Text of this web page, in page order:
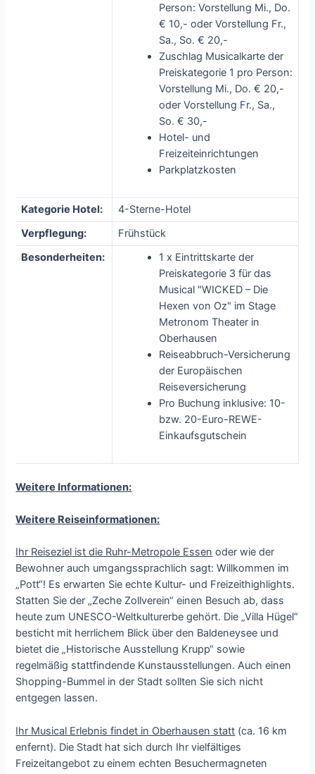
Person: Vorstellung Mi., Do.
€ 10,- oder Vorstellung Fr.,
Sa., So. € 20,-
Zuschlag Musicalkarte der
Preiskategorie 1 pro Person:
Vorstellung Mi., Do. € 20,-
oder Vorstellung Fr., Sa.,
So. € 30,-
Hotel- und
Freizeiteinrichtungen
Parkplatzkosten
Kategorie Hotel:
4-Sterne-Hotel
Verpflegung:
Frühstück
Besonderheiten:
1 x Eintrittskarte der
Preiskategorie 3 für das
Musical "WICKED – Die
Hexen von Oz" im Stage
Metronom Theater in
Oberhausen
Reiseabbruch-Versicherung
der Europäischen
Reiseversicherung
Pro Buchung inklusive: 10-
bzw. 20-Euro-REWE-
Einkaufsgutschein
Weitere Informationen:
Weitere Reiseinformationen:
Ihr Reiseziel ist die Ruhr-Metropole Essen oder wie der
Bewohner auch umgangssprachlich sagt: Willkommen im
„Pott“! Es erwarten Sie echte Kultur- und Freizeithighlights.
Statten Sie der „Zeche Zollverein“ einen Besuch ab, dass
heute zum UNESCO-Weltkulturerbe gehört. Die „Villa Hügel“
besticht mit herrlichem Blick über den Baldeneysee und
bietet die „Historische Ausstellung Krupp“ sowie
regelmäßig stattfindende Kunstausstellungen. Auch einen
Shopping-Bummel in der Stadt sollten Sie sich nicht
entgegen lassen.
Ihr Musical Erlebnis findet in Oberhausen statt (ca. 16 km
enfernt). Die Stadt hat sich durch Ihr vielfältiges
Freizeitangebot zu einem echten Besuchermagneten